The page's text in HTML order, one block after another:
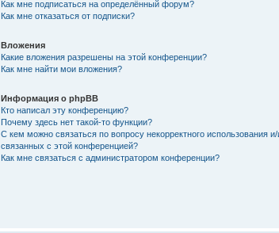
Как мне подписаться на определённый форум?
Как мне отказаться от подписки?
Вложения
Какие вложения разрешены на этой конференции?
Как мне найти мои вложения?
Информация о phpBB
Кто написал эту конференцию?
Почему здесь нет такой-то функции?
С кем можно связаться по вопросу некорректного использования
связанных с этой конференцией?
Как мне связаться с администратором конференции?